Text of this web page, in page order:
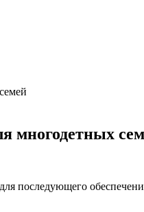
многодетных
последующего